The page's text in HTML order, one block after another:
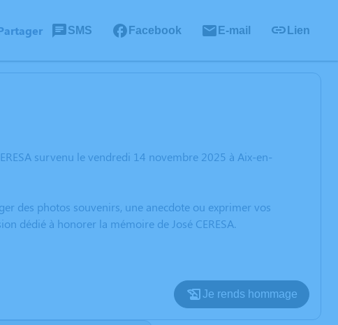
SMS Facebook E-mail Lien
survenu le vendredi 14 novembre 2025 à Aix-en-
des photos souvenirs, une anecdote ou exprimer vos
dédié à honorer la mémoire de José CERESA.
Je rends hommage